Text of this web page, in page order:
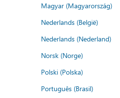
Magyar (Magyarország)
Nederlands (België)
Nederlands (Nederland)
Norsk (Norge)
Polski (Polska)
Português (Brasil)